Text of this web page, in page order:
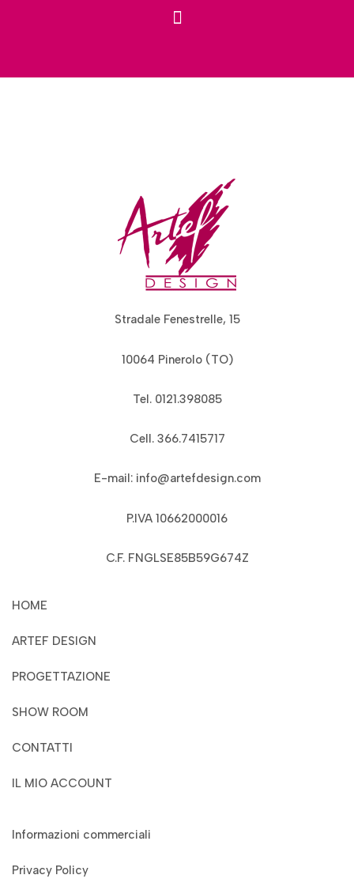
Menu
Stradale Fenestrelle, 15
10064 Pinerolo (TO)
Tel. 0121.398085
Cell. 366.7415717
E-mail: info@artefdesign.com
P.IVA 10662000016
C.F. FNGLSE85B59G674Z
HOME
ARTEF DESIGN
PROGETTAZIONE
SHOW ROOM
CONTATTI
IL MIO ACCOUNT
Informazioni commerciali
Privacy Policy